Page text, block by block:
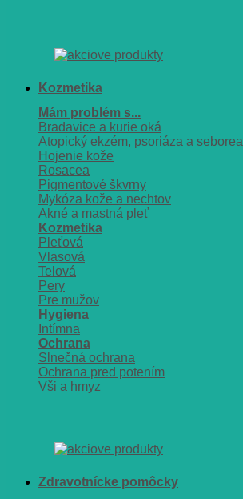
Kozmetika
Mám problém s...
Bradavice a kurie oká
Atopický ekzém, psoriáza a seborea
Hojenie kože
Rosacea
Pigmentové škvrny
Mykóza kože a nechtov
Akné a mastná pleť
Kozmetika
Pleťová
Vlasová
Telová
Pery
Pre mužov
Hygiena
Intímna
Ochrana
Slnečná ochrana
Ochrana pred potením
Vši a hmyz
Zdravotnícke pomôcky